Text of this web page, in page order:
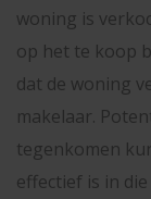
woning is
op het te koop
dat de woning
makelaar.
tegenkomen
effectief is in